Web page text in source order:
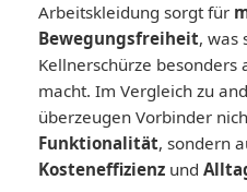
Arbeitskleidung sorgt für
Bewegungsfreiheit, was
Kellnerschürze besonders
macht. Im Vergleich zu
überzeugen Vorbinder
Funktionalität, sondern
Kosteneffizienz und